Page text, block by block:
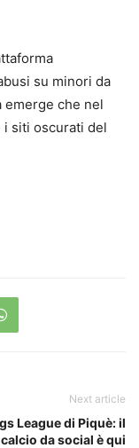
su minori da
emerge che nel
i siti oscurati del
Next article
League di Piquè: il
calcio da social è qui